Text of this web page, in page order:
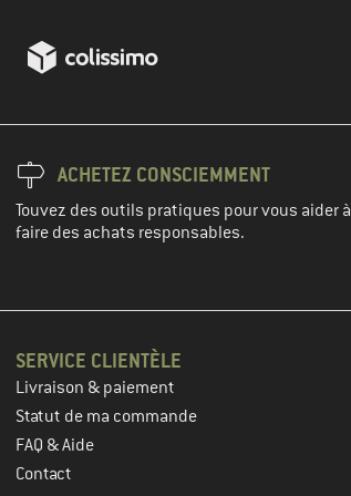
ACHETEZ CONSCIEMMENT
Touvez des outils pratiques pour vous aider à
faire des achats responsables.
SERVICE CLIENTÈLE
Livraison & paiement
Statut de ma commande
FAQ & Aide
Contact